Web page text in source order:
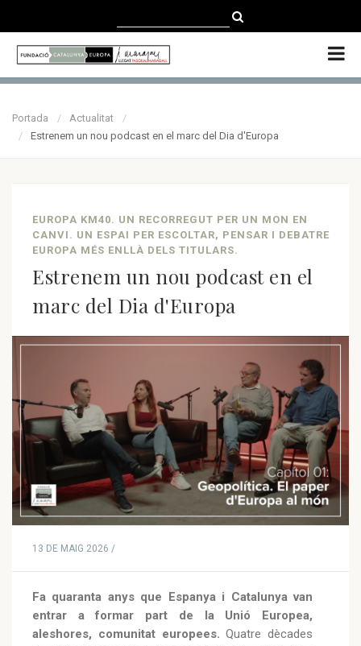
ENGLISH
Portada
Actualitat
Estrenem un nou podcast en el marc del Dia d'Europa
EUROPA KM40. UN RECORREGUT PER UN MON EN
CANVI. UN ESPAI PER ESCOLTAR, PENSAR I DEBATRE
EUROPA MÉS ENLLÀ DELS TITULARS.
Estrenem un nou podcast en el
marc del Dia d'Europa
13 DE MAIG 2026 /
Fa quaranta anys que Espanya i Catalunya van
entrar a formar part de la Unió Europea,
aleshores, comunitat europees. Quatre dècades